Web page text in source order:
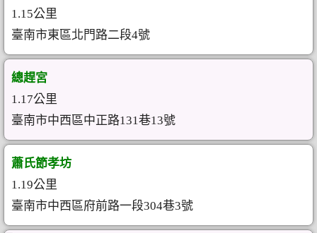
1.15公里
臺南市東區北門路二段4號
總趕宮
1.17公里
臺南市中西區中正路131巷13號
蕭氏節孝坊
1.19公里
臺南市中西區府前路一段304巷3號